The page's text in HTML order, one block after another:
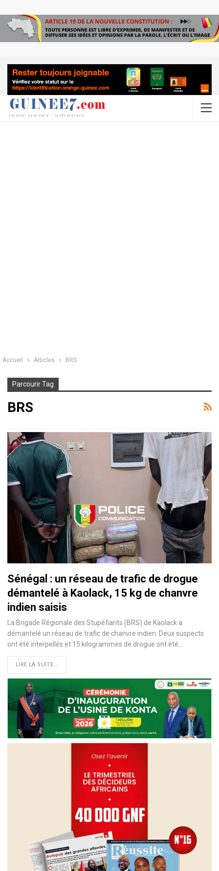
Accueil Articles BRS
Parcourir Tag
BRS
Sénégal : un réseau de trafic de drogue
démantelé à Kaolack, 15 kg de chanvre
indien saisis
La Brigade Régionale des Stupéfiants (BRS) de Kaolack a
démantelé un réseau de trafic de chanvre indien. Deux suspects
ont été interpellés et 15 kilogrammes de drogue ont été…
LIRE LA SUITE...